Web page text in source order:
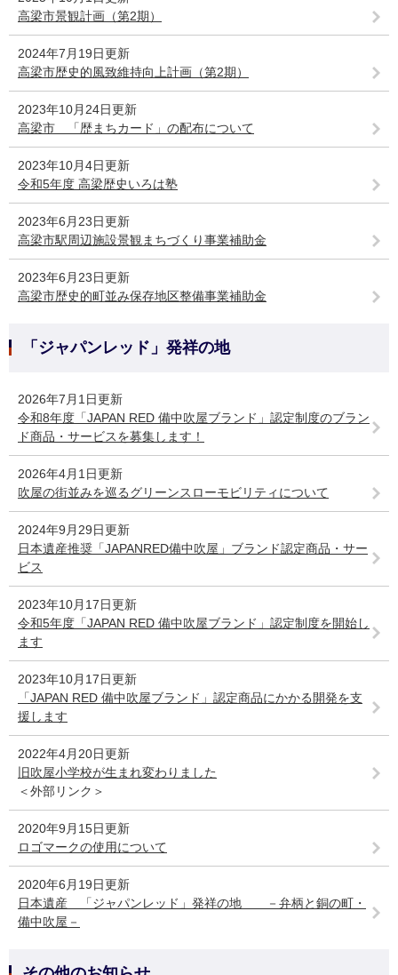
高梁市景観計画（第2期）
2024年7月19日更新
高梁市歴史的風致維持向上計画（第2期）
2023年10月24日更新
高梁市 「歴まちカード」の配布について
2023年10月4日更新
令和5年度 高梁歴史いろは塾
2023年6月23日更新
高梁市駅周辺施設景観まちづくり事業補助金
2023年6月23日更新
高梁市歴史的町並み保存地区整備事業補助金
「ジャパンレッド」発祥の地
2026年7月1日更新
令和8年度「JAPAN RED 備中吹屋ブランド」認定制度のブラン
ド商品・サービスを募集します！
2026年4月1日更新
吹屋の街並みを巡るグリーンスローモビリティについて
2024年9月29日更新
日本遺産推奨「JAPANRED備中吹屋」ブランド認定商品・サー
ビス
2023年10月17日更新
令和5年度「JAPAN RED 備中吹屋ブランド」認定制度を開始し
ます
2023年10月17日更新
「JAPAN RED 備中吹屋ブランド」認定商品にかかる開発を支
援します
2022年4月20日更新
旧吹屋小学校が生まれ変わりました
＜外部リンク＞
2020年9月15日更新
ロゴマークの使用について
2020年6月19日更新
日本遺産 「ジャパンレッド」発祥の地 －弁柄と銅の町・
備中吹屋－